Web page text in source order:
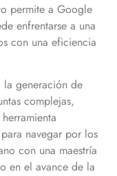
permite a Google
enfrentarse a una
con una eficiencia
la generación de
complejas,
navegar por los
con una maestría
en el avance de la